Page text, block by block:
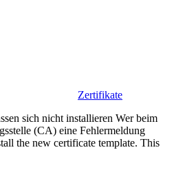
Zertifikate
sich nicht installieren Wer beim
(CA) eine Fehlermeldung
the new certificate template. This